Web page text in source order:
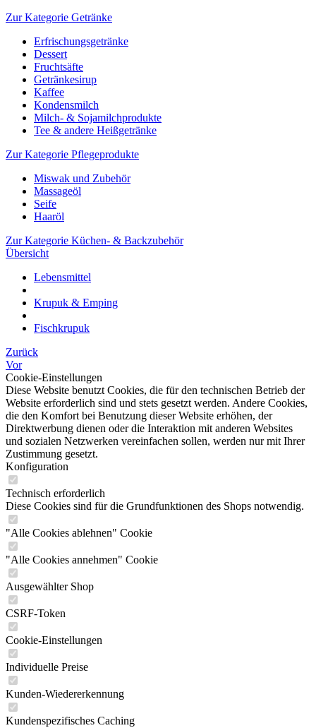
Zur Kategorie Getränke
Erfrischungsgetränke
Dessert
Fruchtsäfte
Getränkesirup
Kaffee
Kondensmilch
Milch- & Sojamilchprodukte
Tee & andere Heißgetränke
Zur Kategorie Pflegeprodukte
Miswak und Zubehör
Massageöl
Seife
Haaröl
Zur Kategorie Küchen- & Backzubehör
Übersicht
Lebensmittel
Krupuk & Emping
Fischkrupuk
Zurück
Vor
Cookie-Einstellungen
Diese Website benutzt Cookies, die für den technischen Betrieb der
Website erforderlich sind und stets gesetzt werden. Andere Cookies,
die den Komfort bei Benutzung dieser Website erhöhen, der
Direktwerbung dienen oder die Interaktion mit anderen Websites
und sozialen Netzwerken vereinfachen sollen, werden nur mit Ihrer
Zustimmung gesetzt.
Konfiguration
Technisch erforderlich
Diese Cookies sind für die Grundfunktionen des Shops notwendig.
"Alle Cookies ablehnen" Cookie
"Alle Cookies annehmen" Cookie
Ausgewählter Shop
CSRF-Token
Cookie-Einstellungen
Individuelle Preise
Kunden-Wiedererkennung
Kundenspezifisches Caching